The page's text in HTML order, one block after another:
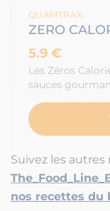
QUAMTRAX
ZERO
5.9 €
Les Zéros
sauces
Suivez les autres
nos recettes du